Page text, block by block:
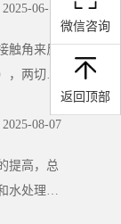
2025-06-13
角来反
，两切线
2025-08-07
提高，总
处理领
微信咨询
返回顶部